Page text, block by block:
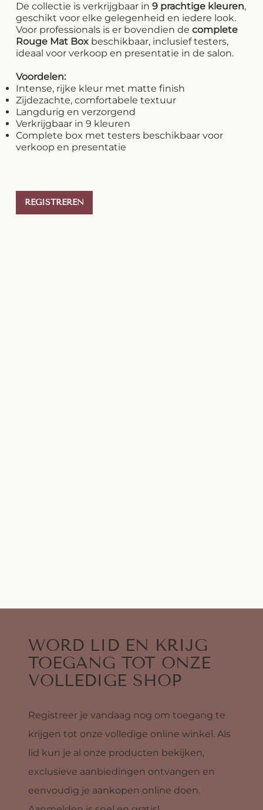
De collectie is verkrijgbaar in9 prachtige kleuren,
geschikt voor elke gelegenheid en iedere look.
Voor professionals is er bovendien decomplete
Rouge Mat Box beschikbaar, inclusief testers,
ideaal voor verkoop en presentatie in de salon.
Voordelen:
Intense, rijke kleur met matte finish
Zijdezachte, comfortabele textuur
Langdurig en verzorgend
Verkrijgbaar in 9 kleuren
Complete box met testers beschikbaar voor
verkoop en presentatie
REGISTREREN
WORD LID EN KRIJG
TOEGANG TOT ONZE
VOLLEDIGE SHOP
Registreer je vandaag nog om toegang te
krijgen tot onze volledige online winkel. Als
lid kun je al onze producten bekijken,
exclusieve aanbiedingen ontvangen en
eenvoudig je aankopen online doen.